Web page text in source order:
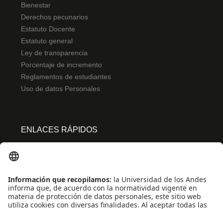
Bienestar
Derechos pecunarios
Estatuto Docente
Estatuto general
Ley de transparencia
Porcentaje de incremento
Reglamentos de estudiantes
Uso de datos Personales
ENLACES RÁPIDOS
Convivencia y transparencia
Emergencias: Extensión 0000
Eventos destacados